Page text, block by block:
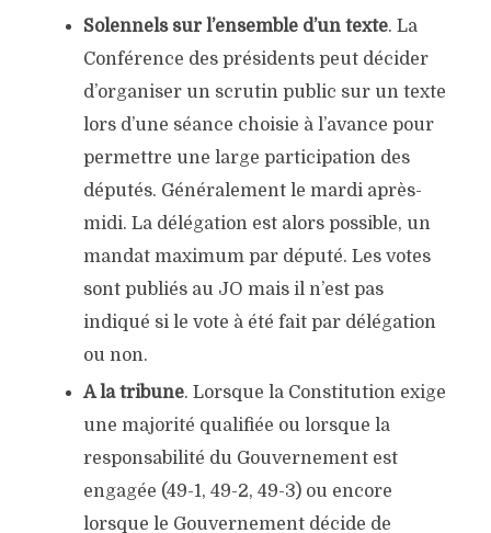
Solennels sur l’ensemble d’un texte. La
Conférence des présidents peut décider
d’organiser un scrutin public sur un texte
lors d’une séance choisie à l’avance pour
permettre une large participation des
députés. Généralement le mardi après-
midi. La délégation est alors possible, un
mandat maximum par député. Les votes
sont publiés au JO mais il n’est pas
indiqué si le vote à été fait par délégation
ou non.
A la tribune. Lorsque la Constitution exige
une majorité qualifiée ou lorsque la
responsabilité du Gouvernement est
engagée (49-1, 49-2, 49-3) ou encore
lorsque le Gouvernement décide de